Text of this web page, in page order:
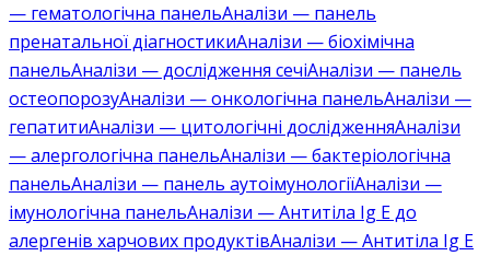
— гематологічна панельАналізи — панель
пренатальної діагностикиАналізи — біохімічна
панельАналізи — дослідження сечіАналізи — панель
остеопорозуАналізи — онкологічна панельАналізи —
гепатитиАналізи — цитологічні дослідженняАналізи
— алергологічна панельАналізи — бактеріологічна
панельАналізи — панель аутоімунологіїАналізи —
імунологічна панельАналізи — Антитіла Ig E до
алергенів харчових продуктівАналізи — Антитіла Ig E